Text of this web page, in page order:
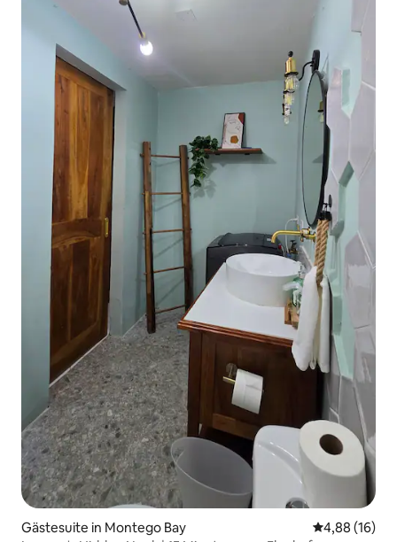
Gästesuite in Montego Bay
4,88 (16)